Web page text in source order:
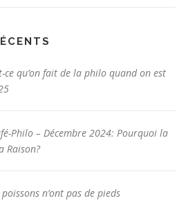
ce qu’on fait de la philo quand on est
Philo – Décembre 2024: Pourquoi la
Raison?
n’ont pas de pieds